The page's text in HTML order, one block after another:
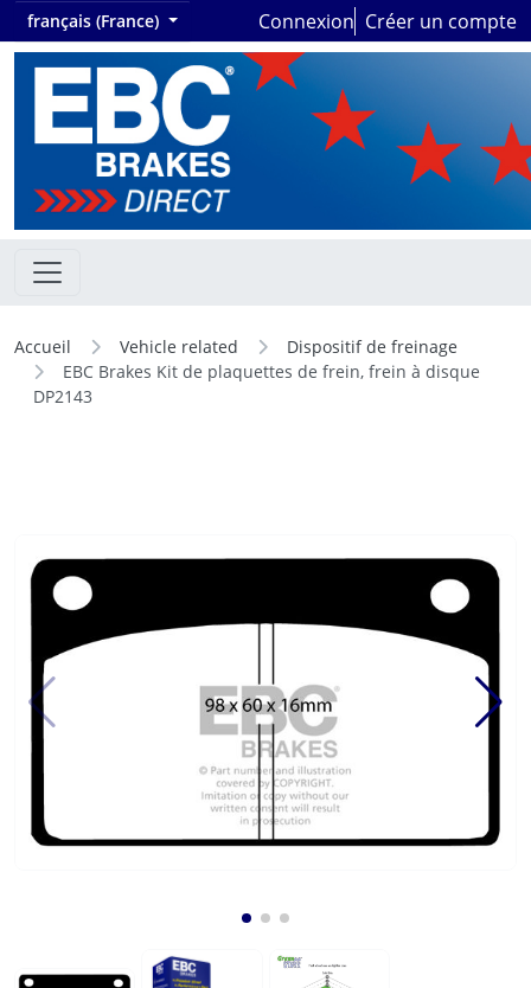
français (France) Connexion Créer un compte
Accueil Vehicle related
Dispositif de freinage
EBC Brakes Kit de plaquettes de frein, frein à disque
DP2143